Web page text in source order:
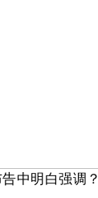
中明白强调？